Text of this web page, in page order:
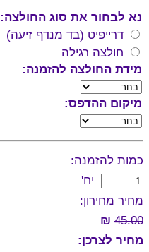
נא לבחור את סוג החולצה:
דרייפיט (בד מנדף זיעה)
חולצה רגילה
מידת החולצה להזמנה:
מיקום ההדפס:
כמות להזמנה:
יח'
מחיר מחירון:
45.00
₪
מחיר לצרכן: